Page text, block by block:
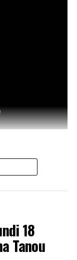
18
Tanou